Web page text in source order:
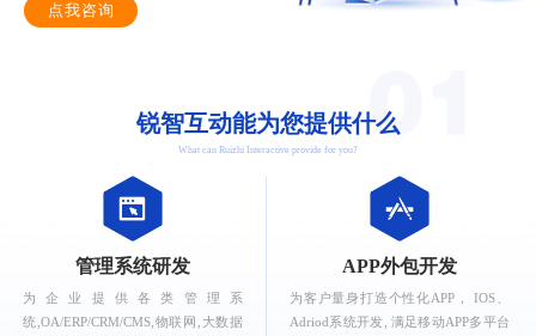
点我咨询
锐智互动能为您提供什么
What can Ruizhi Interactive provide for you?
管理系统研发
为企业提供各类管理系
统,OA/ERP/CRM/CMS,物联网,大数据
APP外包开发
为客户量身打造个性化APP， IOS、
Adriod系统开发, 满足移动APP多平台